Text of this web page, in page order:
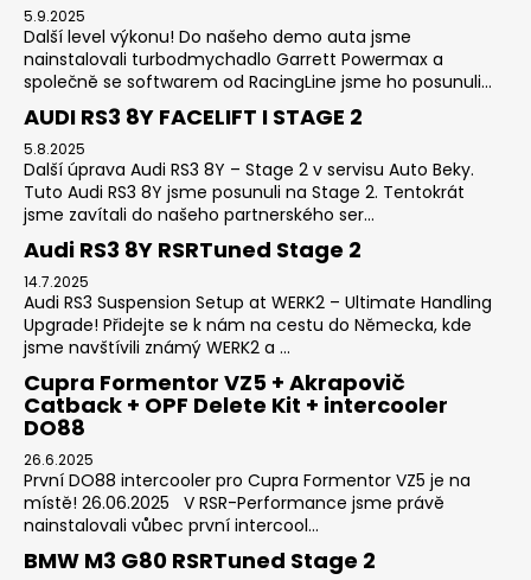
5.9.2025
Další level výkonu! Do našeho demo auta jsme
nainstalovali turbodmychadlo Garrett Powermax a
společně se softwarem od RacingLine jsme ho posunuli...
AUDI RS3 8Y FACELIFT I STAGE 2
5.8.2025
Další úprava Audi RS3 8Y – Stage 2 v servisu Auto Beky.
Tuto Audi RS3 8Y jsme posunuli na Stage 2. Tentokrát
jsme zavítali do našeho partnerského ser...
Audi RS3 8Y RSRTuned Stage 2
14.7.2025
Audi RS3 Suspension Setup at WERK2 – Ultimate Handling
Upgrade! Přidejte se k nám na cestu do Německa, kde
jsme navštívili známý WERK2 a ...
Cupra Formentor VZ5 + Akrapovič
Catback + OPF Delete Kit + intercooler
DO88
26.6.2025
První DO88 intercooler pro Cupra Formentor VZ5 je na
místě! 26.06.2025 V RSR-Performance jsme právě
nainstalovali vůbec první intercool...
BMW M3 G80 RSRTuned Stage 2